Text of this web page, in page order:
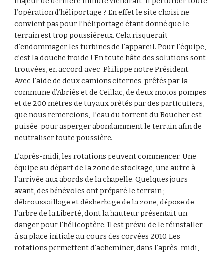
l’opération d’héliportage ? En effet le site choisi ne
convient pas pour l’héliportage étant donné que le
terrain est trop poussiéreux. Cela risquerait
d’endommager les turbines de l’appareil. Pour l’équipe,
c’est la douche froide ! En toute hâte des solutions sont
trouvées, en accord avec Philippe notre Président.
Avec l’aide de deux camions citernes prêtés par la
commune d’Abriès et de Ceillac, de deux motos pompes
et de 200 mètres de tuyaux prêtés par des particuliers,
que nous remercions, l’eau du torrent du Boucher est
puisée pour asperger abondamment le terrain afin de
neutraliser toute poussière.
L’après-midi, les rotations peuvent commencer. Une
équipe au départ de la zone de stockage, une autre à
l’arrivée aux abords de la chapelle. Quelques jours
avant, des bénévoles ont préparé le terrain ;
débroussaillage et désherbage de la zone, dépose de
l’arbre de la Liberté, dont la hauteur présentait un
danger pour l’hélicoptère. Il est prévu de le réinstaller
à sa place initiale au cours des corvées 2010. Les
rotations permettent d’acheminer, dans l’après-midi,